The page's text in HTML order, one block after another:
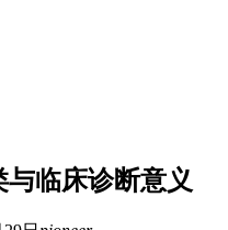
临床诊断意义